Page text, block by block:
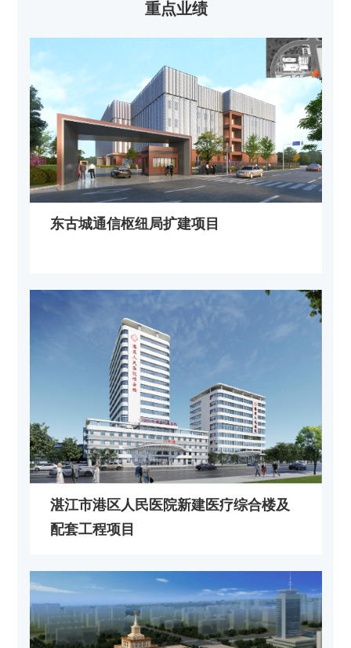
重点业绩
东古城通信枢纽局扩建项目
湛江市港区人民医院新建医疗综合楼及
配套工程项目